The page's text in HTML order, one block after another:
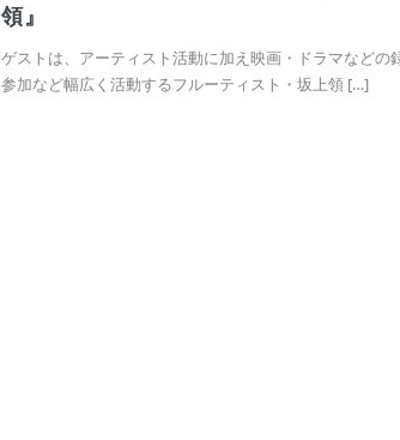
領』
ゲストは、アーティスト活動に加え映画・ドラマなどの
参加など幅広く活動するフルーティスト・坂上領 […]